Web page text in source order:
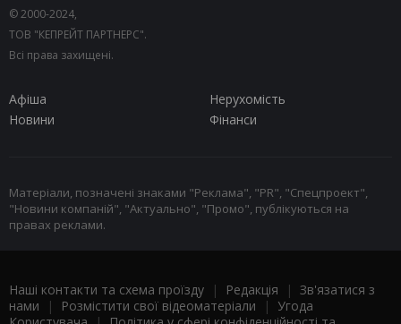
© 2000-2024,
ТОВ "КЕПРЕЙТ ПАРТНЕРС".
Всі права захищені.
Афіша
Нерухомість
Новини
Фінанси
Матеріали, позначені знаками "Реклама", "PR", "Спецпроект",
"Новини компаній", "Актуально", "Промо", публікуються на
правах реклами.
Наші контакти та схема проїзду | Редакція | Зв'язатися з
нами | Розмістити свої відеоматеріали | Угода